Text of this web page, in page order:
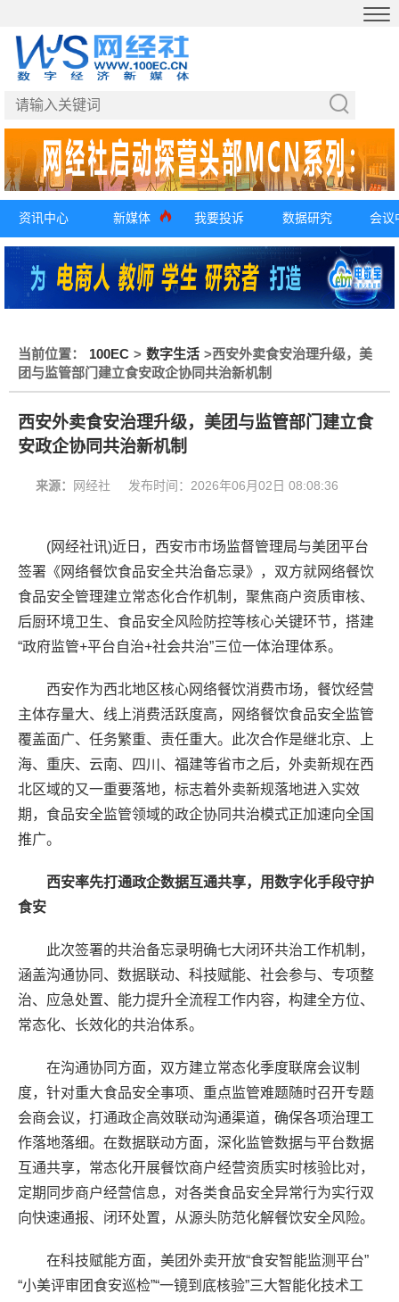
资讯中心 新媒体 我要投诉 数据研究 会议
当前位置： 100EC > 数字生活 >西安外卖食安治理升级，美
团与监管部门建立食安政企协同共治新机制
西安外卖食安治理升级，美团与监管部门建立食
安政企协同共治新机制
来源： 网经社 发布时间： 2026年06月02日 08:08:36
(网经社讯)近日，西安市市场监督管理局与美团平台
签署《网络餐饮食品安全共治备忘录》，双方就网络餐饮
食品安全管理建立常态化合作机制，聚焦商户资质审核、
后厨环境卫生、食品安全风险防控等核心关键环节，搭建
“政府监管+平台自治+社会共治”三位一体治理体系。
西安作为西北地区核心网络餐饮消费市场，餐饮经营
主体存量大、线上消费活跃度高，网络餐饮食品安全监管
覆盖面广、任务繁重、责任重大。此次合作是继北京、上
海、重庆、云南、四川、福建等省市之后，外卖新规在西
北区域的又一重要落地，标志着外卖新规落地进入实效
期，食品安全监管领域的政企协同共治模式正加速向全国
推广。
西安率先打通政企数据互通共享，用数字化手段守护
食安
此次签署的共治备忘录明确七大闭环共治工作机制，
涵盖沟通协同、数据联动、科技赋能、社会参与、专项整
治、应急处置、能力提升全流程工作内容，构建全方位、
常态化、长效化的共治体系。
在沟通协同方面，双方建立常态化季度联席会议制
度，针对重大食品安全事项、重点监管难题随时召开专题
会商会议，打通政企高效联动沟通渠道，确保各项治理工
作落地落细。在数据联动方面，深化监管数据与平台数据
互通共享，常态化开展餐饮商户经营资质实时核验比对，
定期同步商户经营信息，对各类食品安全异常行为实行双
向快速通报、闭环处置，从源头防范化解餐饮安全风险。
在科技赋能方面，美团外卖开放“食安智能监测平台”
“小美评审团食安巡检”“一镜到底核验”三大智能化技术工